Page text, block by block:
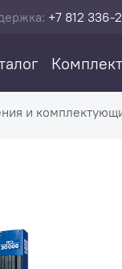
+7 812 336-
и